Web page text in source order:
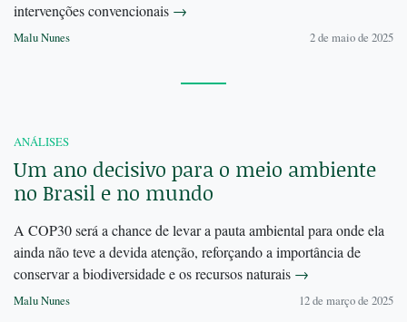
intervenções convencionais →
Malu Nunes 2 de maio de 2025
ANÁLISES
Um ano decisivo para o meio ambiente
no Brasil e no mundo
A COP30 será a chance de levar a pauta ambiental para onde ela
ainda não teve a devida atenção, reforçando a importância de
conservar a biodiversidade e os recursos naturais →
Malu Nunes 12 de março de 2025